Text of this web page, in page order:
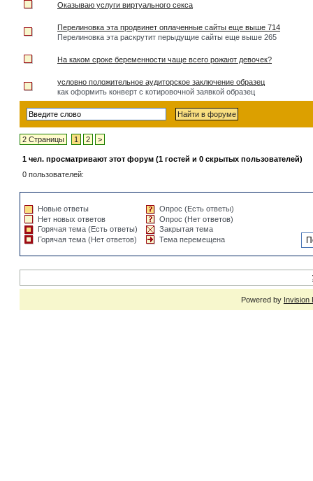
Оказываю услуги виртуального секса
Перелиновка эта продвинет оплаченные сайты еще выше 714
Перелиновка эта раскрутит перыдущие сайты еще выше 265
На каком сроке беременности чаще всего рожают девочек?
условно положительное аудиторское заключение образец
как оформить конверт с котировочной заявкой образец
2 Страницы 1 2 >
1 чел. просматривают этот форум (1 гостей и 0 скрытых пользователей)
0 пользователей:
Новые ответы
Нет новых ответов
Горячая тема (Есть ответы)
Горячая тема (Нет ответов)
Опрос (Есть ответы)
Опрос (Нет ответов)
Закрытая тема
Тема перемещена
Powered by Invision